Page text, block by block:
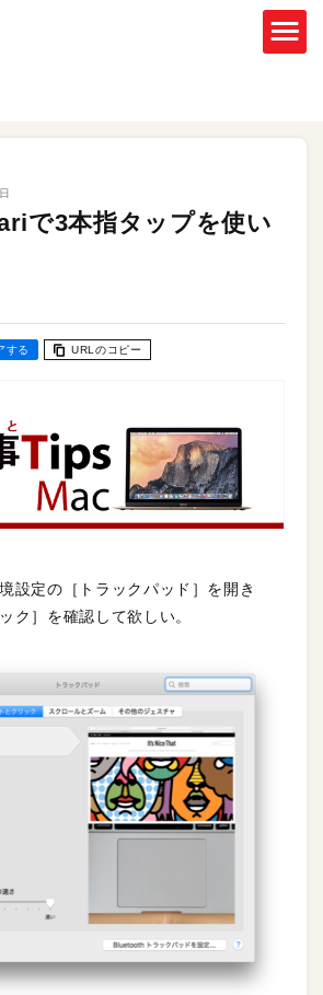
で3本指タップを使い
する URLのコピー
設定の［トラックパッド］を開き
ク］を確認して欲しい。